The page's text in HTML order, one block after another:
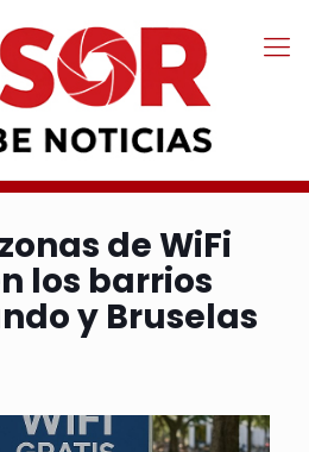
de WiFi
los barrios
y Bruselas